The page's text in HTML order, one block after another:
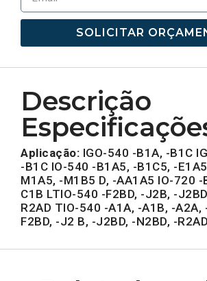
SOLICITAR
Descrição
Aplicação: IGO-540 -B1A, -B1C
-B1C IO-540 -B1A5, -B1C5, -
M1A5, -M1B5 D, -AA1A5 IO-720 -
C1B LTIO-540 -F2BD, -J2B, -
R2AD TIO-540 -A1A, -A1B, -A2A,
F2BD, -J2 B, -J2BD, -N2BD, -